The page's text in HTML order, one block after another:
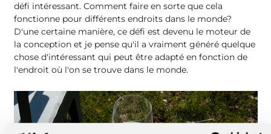
défi intéressant. Comment faire en sorte que cela
fonctionne pour différents endroits dans le monde?
D'une certaine manière, ce défi est devenu le moteur de
la conception et je pense qu'il a vraiment généré quelque
chose d'intéressant qui peut être adapté en fonction de
l'endroit où l'on se trouve dans le monde.